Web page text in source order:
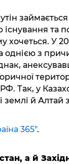
займається
існування та
хочеться. У
однією з
Так, у
землі й
365".
а й